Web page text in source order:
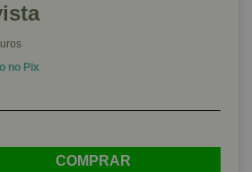
no Pix
COMPRAR